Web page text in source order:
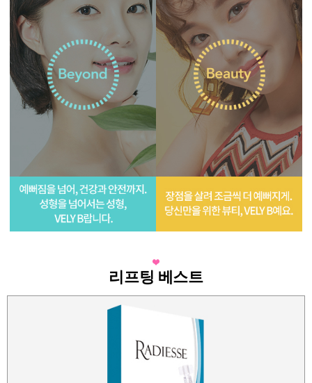
리프팅 베스트